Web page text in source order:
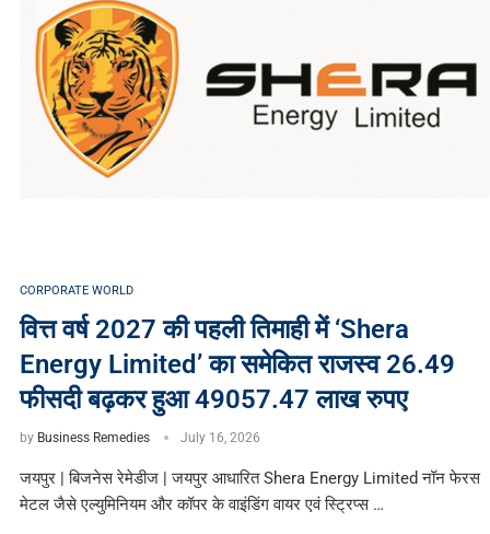
CORPORATE WORLD
वित्त वर्ष 2027 की पहली तिमाही में ‘Shera
Energy Limited’ का समेकित राजस्व 26.49
फीसदी बढ़कर हुआ 49057.47 लाख रुपए
by Business Remedies July 16, 2026
जयपुर | बिजनेस रेमेडीज | जयपुर आधारित Shera Energy Limited नॉन फेरस
मेटल जैसे एल्युमिनियम और कॉपर के वाइंडिंग वायर एवं स्ट्रिप्स …